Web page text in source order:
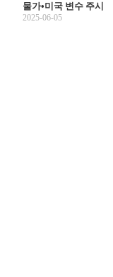
물가•미국 변수 주시
2025-06-05